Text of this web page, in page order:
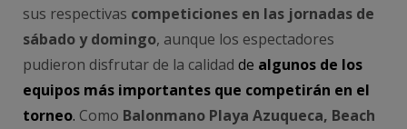
sus respectivas competiciones en las jornadas de
sábado y domingo, aunque los espectadores
pudieron disfrutar de la calidad de algunos de los
equipos más importantes que competirán en el
torneo. Como Balonmano Playa Azuqueca, Beach